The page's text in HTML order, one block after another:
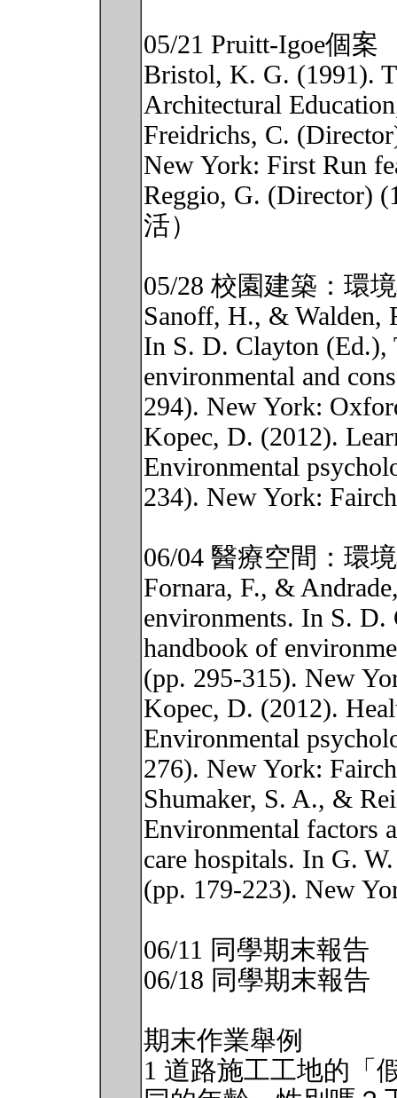
05/21 Pruitt-Igoe個案
Bristol, K. G. (1991).
Architectural
Freidrichs, C.
New York: First Run
Reggio, G. (Director)
活）
05/28 校園建築：環
Sanoff, H., & Walden,
In S. D. Clayton (Ed.),
environmental and
294). New York:
Kopec, D. (2012).
Environmental
234). New York:
06/04 醫療空間：環
Fornara, F., &
environments. In S.
handbook of
(pp. 295-315). New
Kopec, D. (2012).
Environmental
276). New York:
Shumaker, S. A., &
Environmental factors
care hospitals. In G.
(pp. 179-223). New
06/11 同學期末報告
06/18 同學期末報告
期末作業舉例
1 道路施工工地的「